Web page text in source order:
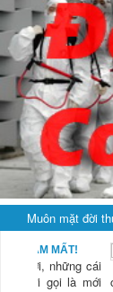
Muôn mặt đời
NAM MẤT!
“Xời, những cái
mới gọi là mới